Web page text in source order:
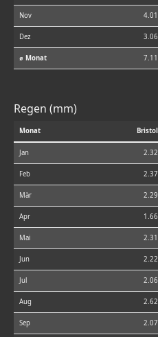
Nov 4.01
Dez 3.06
⌀ Monat 7.11
Regen (mm)
Monat Bristol
Jan 2.32
Feb 2.37
Mär 2.29
Apr 1.66
Mai 2.31
Jun 2.22
Jul 2.06
Aug 2.62
Sep 2.07